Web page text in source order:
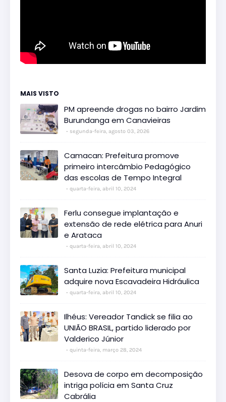
MAIS VISTO
PM apreende drogas no bairro Jardim
Burundanga em Canavieiras
segunda-feira, agosto 03, 2026
Camacan: Prefeitura promove
primeiro intercâmbio Pedagógico
das escolas de Tempo Integral
quarta-feira, abril 10, 2024
Ferlu consegue implantação e
extensão de rede elétrica para Anuri
e Arataca
quarta-feira, abril 10, 2024
Santa Luzia: Prefeitura municipal
adquire nova Escavadeira Hidráulica
quarta-feira, abril 10, 2024
Ilhéus: Vereador Tandick se filia ao
UNIÃO BRASIL, partido liderado por
Valderico Júnior
quinta-feira, março 28, 2024
Desova de corpo em decomposição
intriga polícia em Santa Cruz
Cabrália